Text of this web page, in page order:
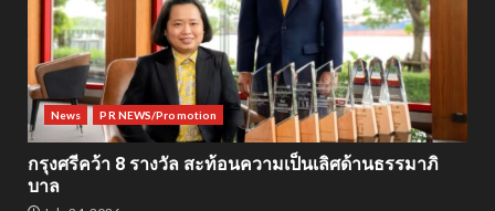
News PR NEWS/Promotion
กรุงศรีคว้า 8 รางวัล สะท้อนความเป็นเลิศด้านธรรมาภิ
บาล